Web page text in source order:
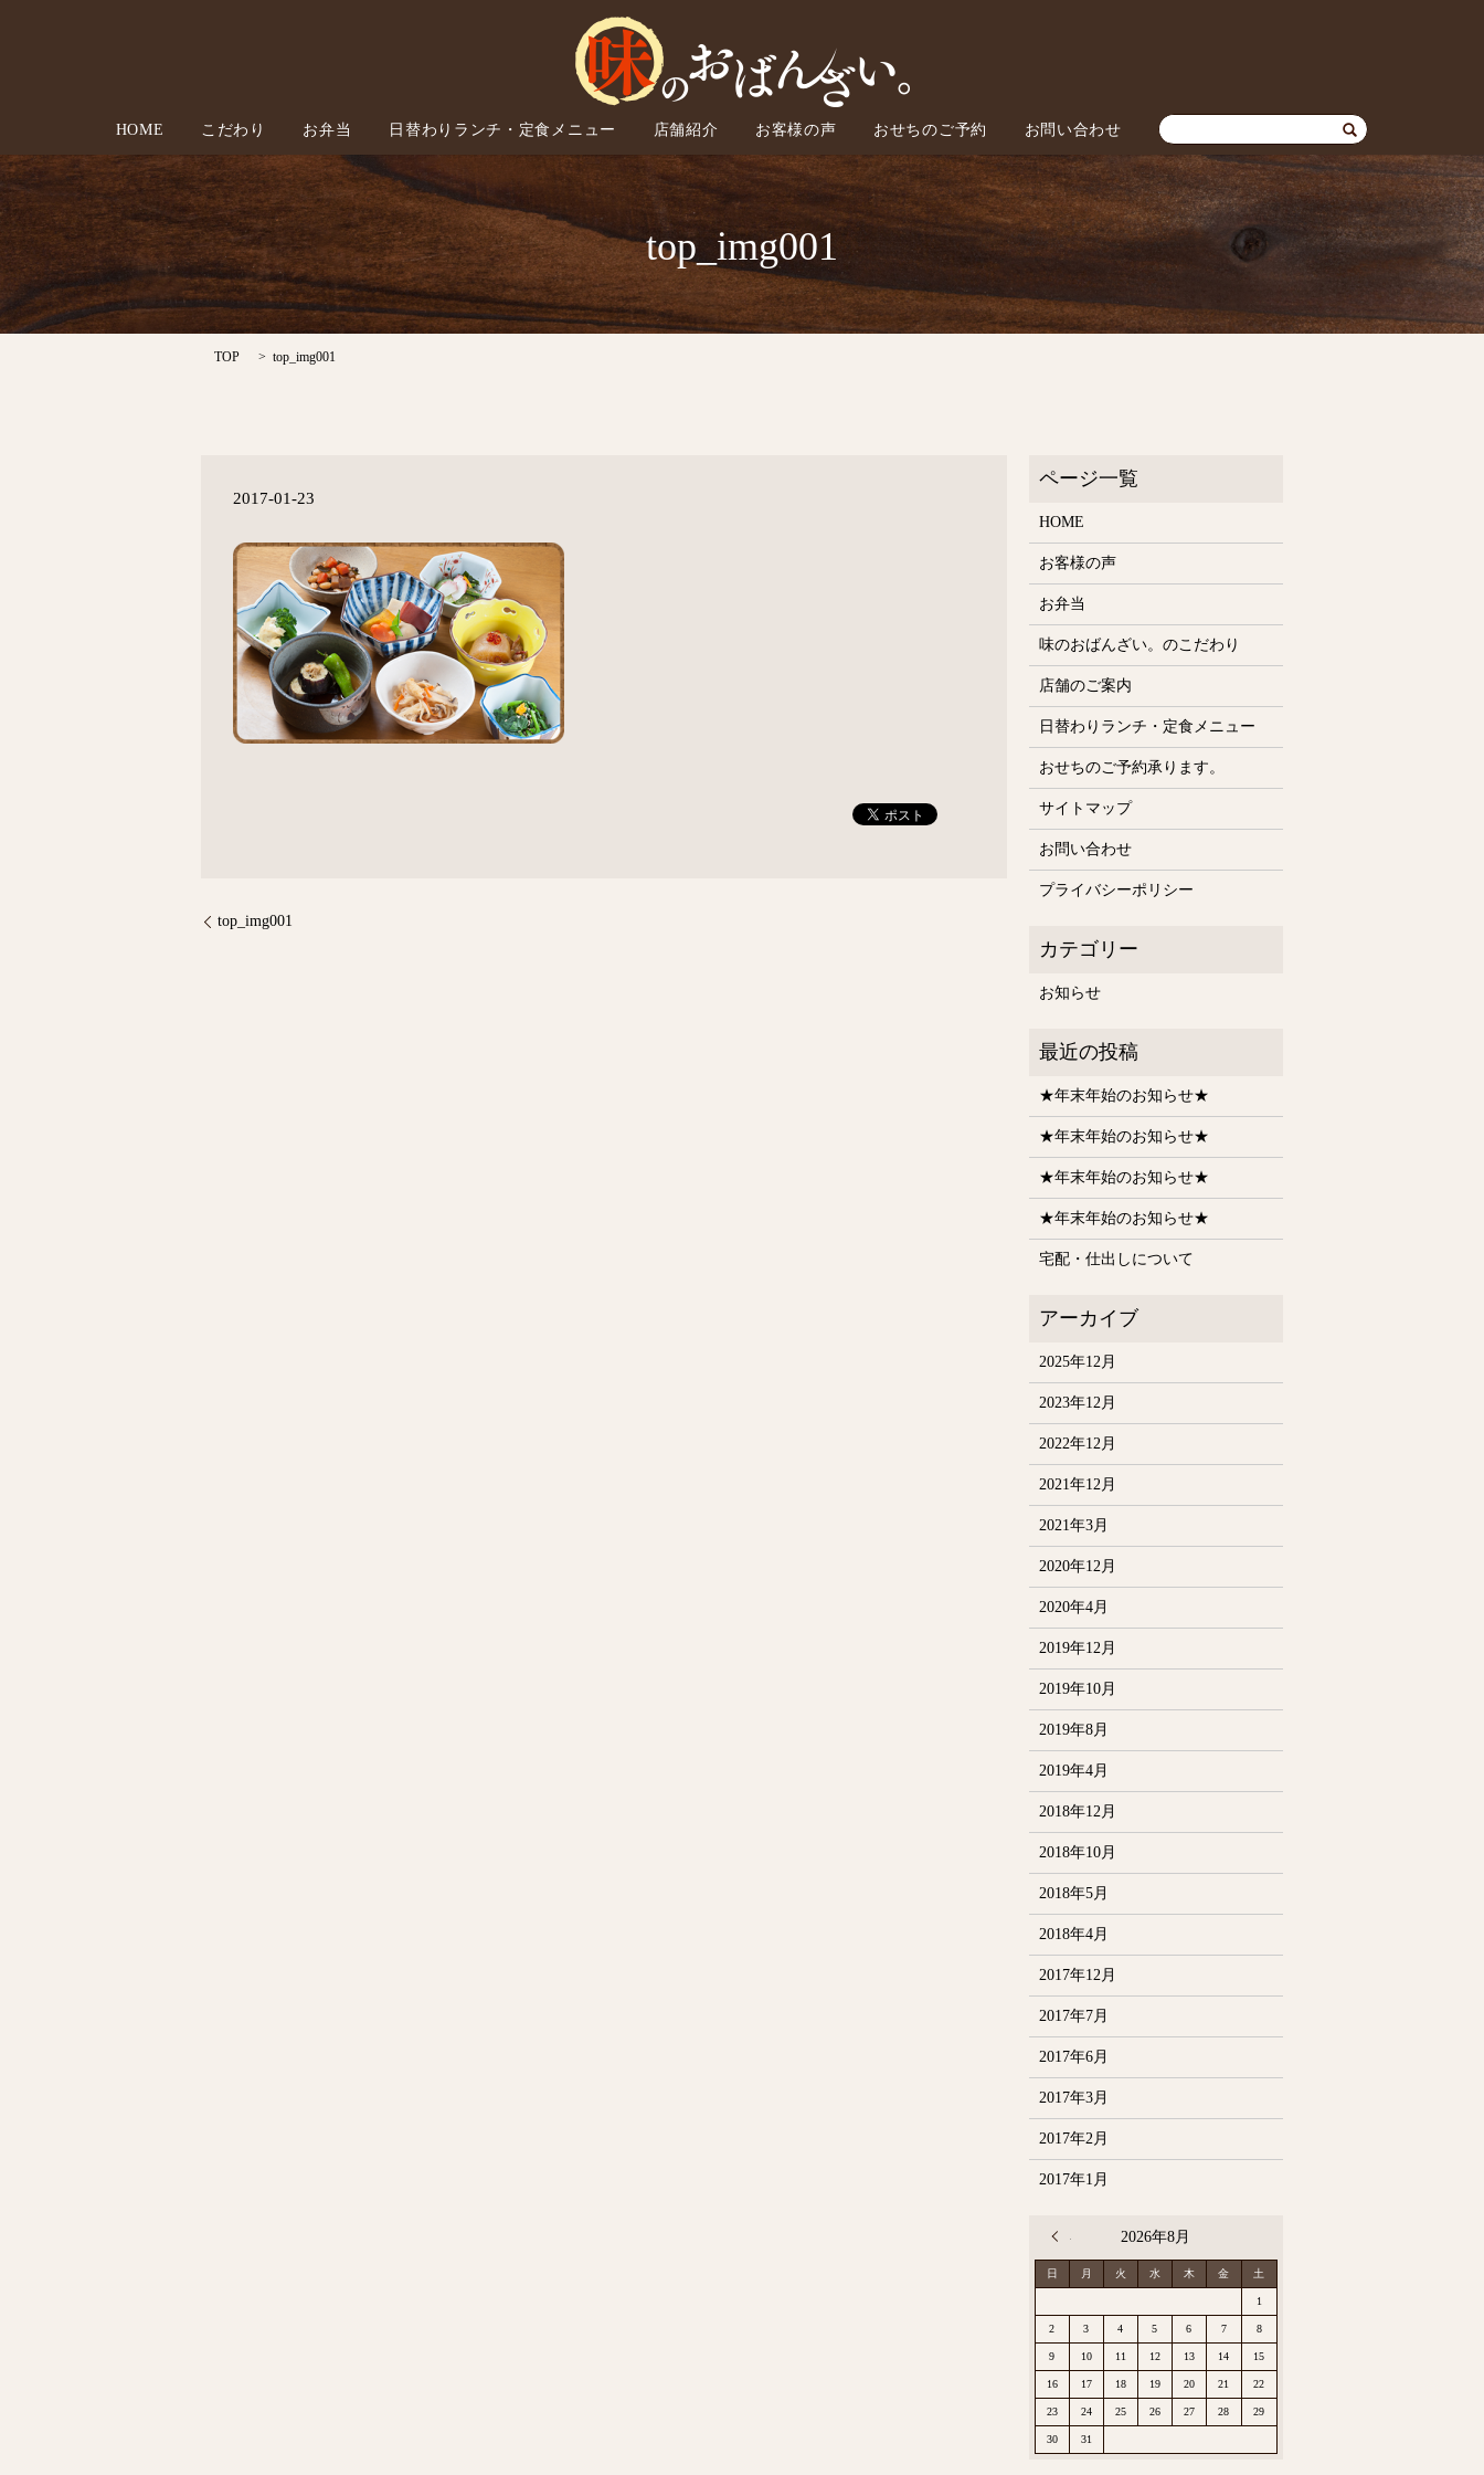
HOME こだわり お弁当 日替わりランチ・定食メニュー 店舗紹介 お客様の声 おせちのご予約 お問い合わせ
top_img001
TOP top_img001
2017-01-23
top_img001
HOME
お客様の声
お弁当
味のおばんざい。のこだわり
店舗のご案内
日替わりランチ・定食メニュー
おせちのご予約承ります。
サイトマップ
お問い合わせ
プライバシーポリシー
お知らせ
★年末年始のお知らせ★
★年末年始のお知らせ★
★年末年始のお知らせ★
★年末年始のお知らせ★
宅配・仕出しについて
2025年12月
2023年12月
2022年12月
2021年12月
2021年3月
2020年12月
2020年4月
2019年12月
2019年10月
2019年8月
2019年4月
2018年12月
2018年10月
2018年5月
2018年4月
2017年12月
2017年7月
2017年6月
2017年3月
2017年2月
2017年1月
2026年8月
日 月 火 水 木 金 土
1
2 3 4 5 6 7 8
9 10 11 12 13 14 15
16 17 18 19 20 21 22
23 24 25 26 27 28 29
30 31